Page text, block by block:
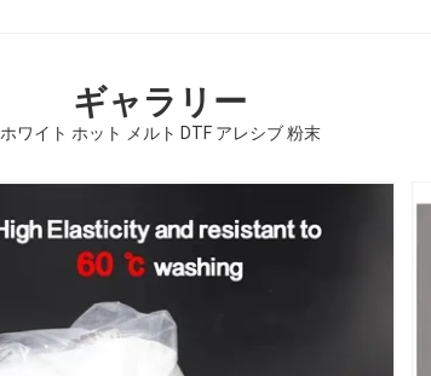
ギャラリー
ホワイト ホット メルト DTF アレシブ 粉末